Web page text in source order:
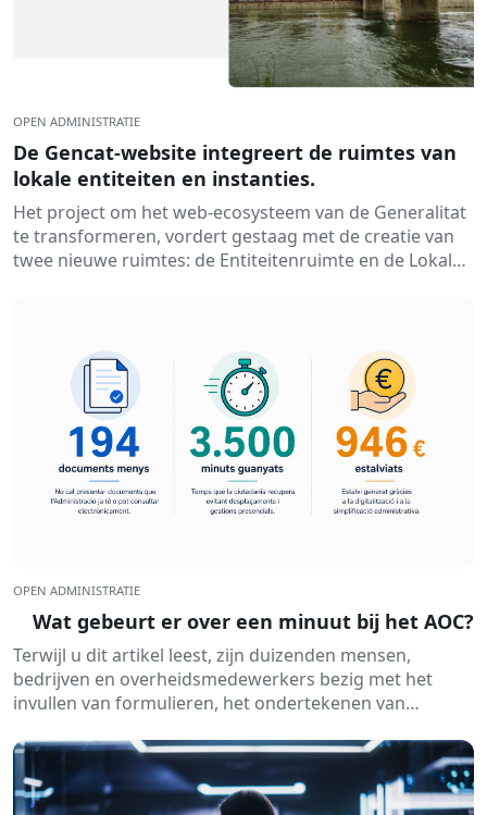
OPEN ADMINISTRATIE
De Gencat-website integreert de ruimtes van
lokale entiteiten en instanties.
Het project om het web-ecosysteem van de Generalitat
te transformeren, vordert gestaag met de creatie van
twee nieuwe ruimtes: de Entiteitenruimte en de Lokale
OPEN ADMINISTRATIE
Wat gebeurt er over een minuut bij het AOC?
Terwijl u dit artikel leest, zijn duizenden mensen,
bedrijven en overheidsmedewerkers bezig met het
invullen van formulieren, het ondertekenen van
ontvangen van elektronische meldingen. Dit alles
gebeurt routinematig...